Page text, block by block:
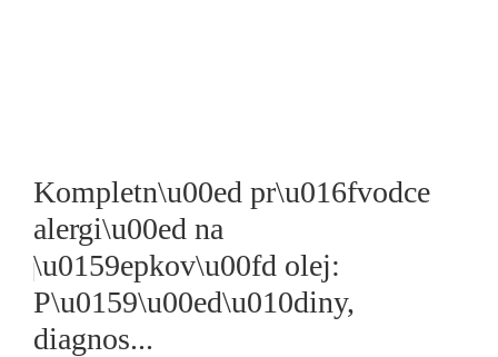
Kompletn\u00ed pr\u016fvodce
alergi\u00ed na
\u0159epkov\u00fd olej:
P\u0159\u00ed\u010diny,
diagnos...